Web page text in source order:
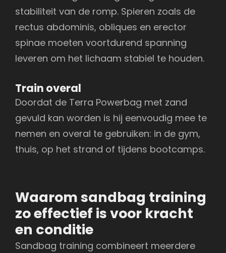
stabiliteit van de romp. Spieren zoals de
rectus abdominis, obliques en erector
spinae moeten voortdurend spanning
leveren om het lichaam stabiel te houden.
Train overal
Doordat de Terra Powerbag met zand
gevuld kan worden is hij eenvoudig mee te
nemen en overal te gebruiken: in de gym,
thuis, op het strand of tijdens bootcamps.
Waarom sandbag training
zo effectief is voor kracht
en conditie
Sandbag training combineert meerdere